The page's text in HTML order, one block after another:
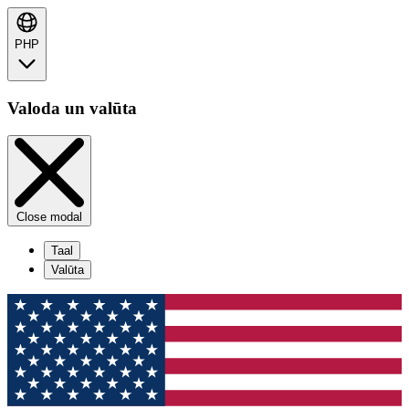
PHP
Valoda un valūta
Close modal
Taal
Valūta